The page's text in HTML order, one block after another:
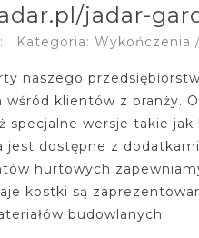
jadar-
:: Kategoria: Wykończenia
naszego
wśród klientów z branży.
specjalne wersje takie
jest dostępne z
hurtowych
kostki są
budowlanych.